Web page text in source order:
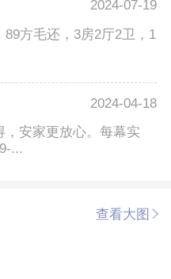
2024-07-19
方毛还，3房2厅2卫，1
2024-04-18
安家更放心。每幕实
...
查看大图